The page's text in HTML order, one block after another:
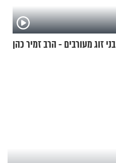
בני זוג מעורבים - הרב זמיר כהן